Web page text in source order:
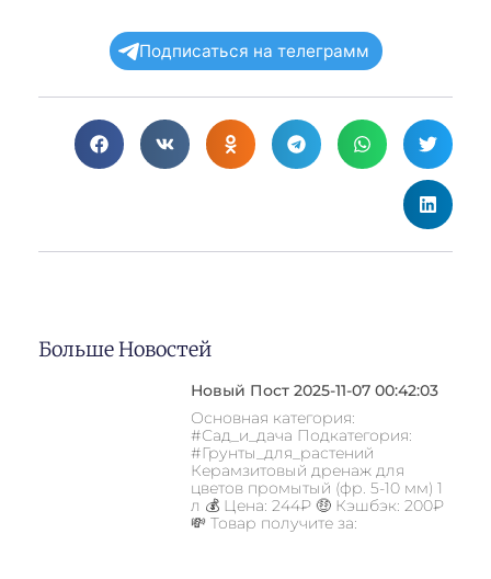
Подписаться на телеграмм
Больше Новостей
Новый Пост 2025-11-07 00:42:03
Основная категория:
#Сад_и_дача Подкатегория:
#Грунты_для_растений
Керамзитовый дренаж для
цветов промытый (фр. 5-10 мм) 1
л 💰 Цена: 244₽ 🤑 Кэшбэк: 200₽
💸 Товар получите за: